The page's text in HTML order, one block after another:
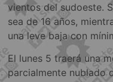
vientos del sudoeste.
sea de 16 años,
una leve baja con
El lunes 5 traerá una
parcialmente nublado